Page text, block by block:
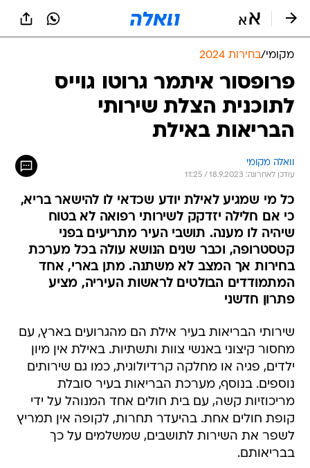
מקומי/בחירות 2024
פרופסור איתמר גרוטו גוייס
לתוכנית הצלת שירותי
הבריאות באילת
וואלה מקומי
עודכן לאחרונה: 18.9.2023 / 11:25
כל מי שמגיע לאילת יודע שכדאי לו להישאר בריא,
כי אם חלילה יזדקק לשירותי רפואה לא בטוח
שיהיה לו מענה. תושבי העיר מתריעים בפני
קטסטרופה, וכבר שנים הנושא עולה בכל מערכת
בחירות אך המצב לא משתנה. מתן בארי, אחד
המתמודדים הבולטים לראשות העיריה, מציע
פתרון חדשני
שירותי הבריאות בעיר אילת הם מהגרועים בארץ, עם
מחסור קיצוני באנשי צוות ותשתיות. באילת אין מיון
ילדים, פגיה או מחלקה קרדיולוגית, כמו גם שירותים
נוספים. בנוסף, מערכת הבריאות בעיר סובלת
מריכוזיות קשה, עם בית חולים אחד המנוהל על ידי
קופת חולים אחת. בהיעדר תחרות, לקופה אין תמריץ
לשפר את השירות לתושבים, שמשלמים על כך
בבריאותם.